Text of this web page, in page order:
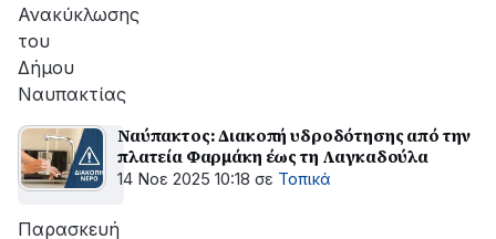
Ανακύκλωσης
του
Δήμου
Ναυπακτίας
Ναύπακτος: Διακοπή υδροδότησης από την
πλατεία Φαρμάκη έως τη Λαγκαδούλα
14 Νοε 2025 10:18 σε Τοπικά
Παρασκευή